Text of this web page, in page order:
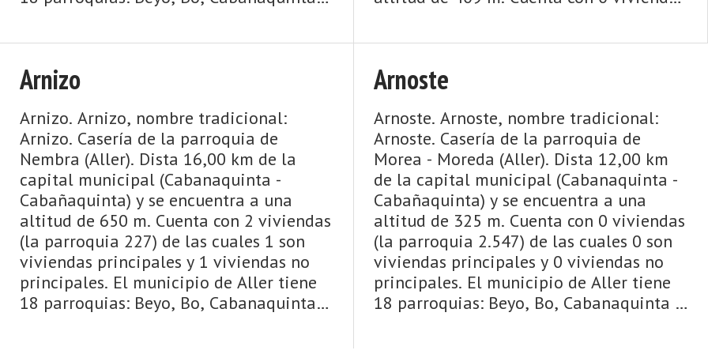
Conforcos, Cuergo, El Pino, ...
viviendas pr ...
Arnizo
Arnizo. Arnizo, nombre tradicional:
Arnizo. Casería de la parroquia de
Nembra (Aller). Dista 16,00 km de la
capital municipal (Cabanaquinta -
Cabañaquinta) y se encuentra a una
altitud de 650 m. Cuenta con 2 viviendas
(la parroquia 227) de las cuales 1 son
viviendas principales y 1 viviendas no
principales. El municipio de Aller tiene
18 parroquias: Beyo, Bo, Cabanaquinta -
Arnoste
Arnoste. Arnoste, nombre tradicional:
Arnoste. Casería de la parroquia de
Morea - Moreda (Aller). Dista 12,00 km
de la capital municipal (Cabanaquinta -
Cabañaquinta) y se encuentra a una
altitud de 325 m. Cuenta con 0 viviendas
(la parroquia 2.547) de las cuales 0 son
viviendas principales y 0 viviendas no
principales. El municipio de Aller tiene
18 parroquias: Beyo, Bo, Cabanaquinta -